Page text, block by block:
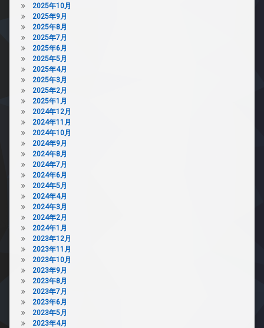
防
犯
カ
メ
ラ
駐
車
場
駐
輪
場
場
ペ
ッ
ト
可
分
譲
賃
貸
宅
配
ボ
ッ
ク
ス
敷
地
内
ゴ
ミ
置
き
場
防
犯
カ
メ
ラ
2025年10月
2025年9月
2025年8月
2025年7月
2025年6月
2025年5月
2025年4月
2025年3月
2025年2月
2025年1月
2024年12月
2024年11月
2024年10月
2024年9月
2024年8月
2024年7月
2024年6月
2024年5月
2024年4月
2024年3月
2024年2月
2024年1月
2023年12月
2023年11月
2023年10月
2023年9月
2023年8月
2023年7月
2023年6月
2023年5月
2023年4月